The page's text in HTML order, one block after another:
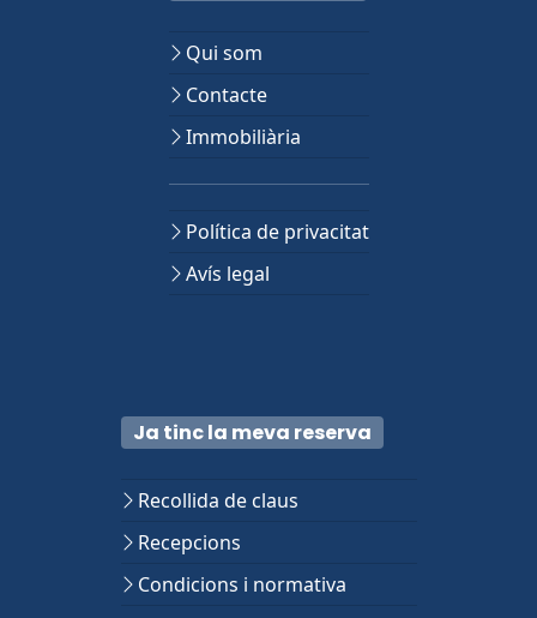
Qui som
Contacte
Immobiliària
Política de privacitat
Avís legal
Ja tinc la meva reserva
Recollida de claus
Recepcions
Condicions i normativa